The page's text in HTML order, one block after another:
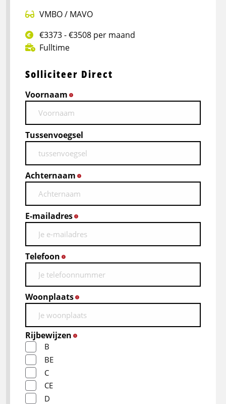
VMBO / MAVO
€3373 - €3508 per maand
Fulltime
Solliciteer Direct
Voornaam
Tussenvoegsel
Achternaam
E-mailadres
Telefoon
Woonplaats
Rijbewijzen
B
BE
C
CE
D